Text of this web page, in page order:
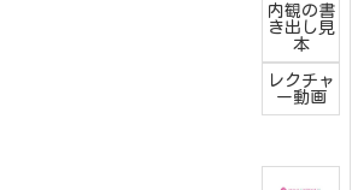
内観の書
き出し見
本
レクチャ
ー動画